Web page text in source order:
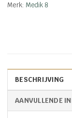
Merk: Medik 8
BESCHRIJVING
AANVULLENDE